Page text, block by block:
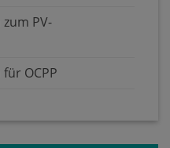
PV-
OCPP